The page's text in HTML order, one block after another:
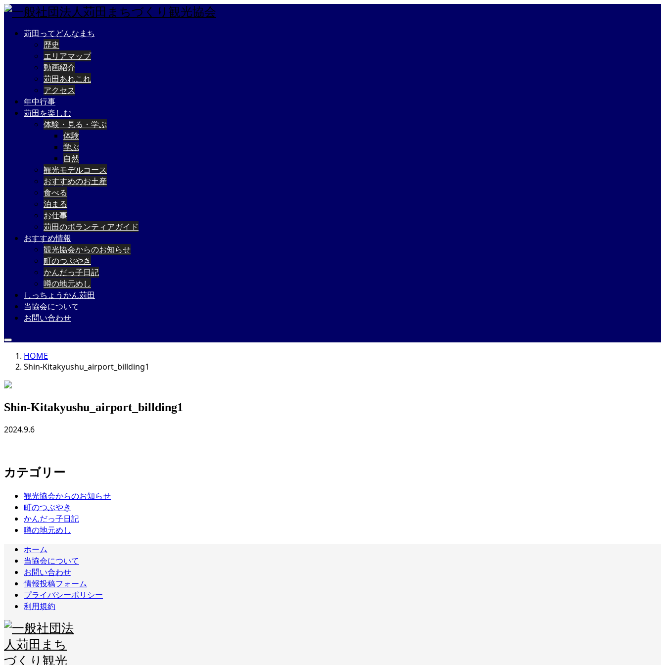
苅田ってどんなまち
歴史
エリアマップ
動画紹介
苅田あれこれ
アクセス
年中行事
苅田を楽しむ
体験・見る・学ぶ
体験
学ぶ
自然
観光モデルコース
おすすめのお土産
食べる
泊まる
お仕事
苅田のボランティアガイド
おすすめ情報
観光協会からのお知らせ
町のつぶやき
かんだっ子日記
噂の地元めし
しっちょうかん苅田
当協会について
お問い合わせ
HOME
Shin-Kitakyushu_airport_billding1
Shin-Kitakyushu_airport_billding1
2024.9.6
カテゴリー
観光協会からのお知らせ
町のつぶやき
かんだっ子日記
噂の地元めし
ホーム
当協会について
お問い合わせ
情報投稿フォーム
プライバシーポリシー
利用規約